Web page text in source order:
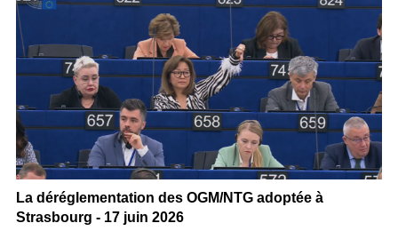
La déréglementation des OGM/NTG adoptée à
Strasbourg - 17 juin 2026